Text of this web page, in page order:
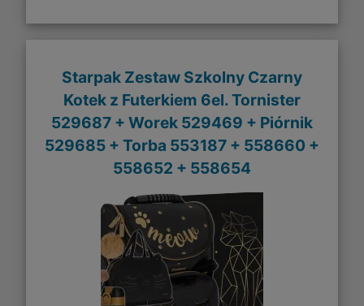
Starpak Zestaw Szkolny Czarny
Kotek z Futerkiem 6el. Tornister
529687 + Worek 529469 + Piórnik
529685 + Torba 553187 + 558660 +
558652 + 558654